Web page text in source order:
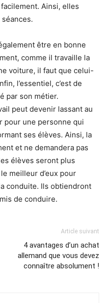
Ainsi, elles
être en bonne
comme il travaille la
voiture, il faut que celui-
l’essentiel, c’est de
par son métier.
peut devenir lassant au
pour une personne qui
ses élèves. Ainsi, la
et ne demandera pas
élèves seront plus
meilleur d’eux pour
conduite. Ils obtiendront
de conduire.
Article suivant
4 avantages d’un achat
allemand que vous devez
connaître absolument !